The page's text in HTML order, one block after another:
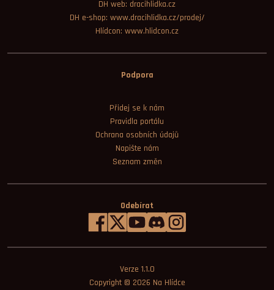
DH web: dracihlidka.cz
DH e-shop: www.dracihlidka.cz/prodej/
Hlídcon: www.hlidcon.cz
Podpora
Přidej se k nám
Pravidla portálu
Ochrana osobních údajů
Napište nám
Seznam změn
Odebírat
Verze 1.1.0
Copyright © 2026 Na Hlídce